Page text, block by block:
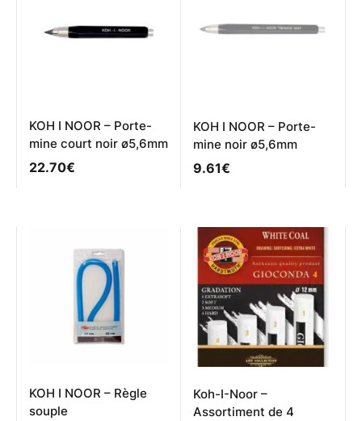
KOH I NOOR – Porte-
mine court noir ø5,6mm
22.70€
KOH I NOOR – Porte-
mine noir ø5,6mm
9.61€
KOH I NOOR – Règle
souple
Koh-I-Noor –
Assortiment de 4